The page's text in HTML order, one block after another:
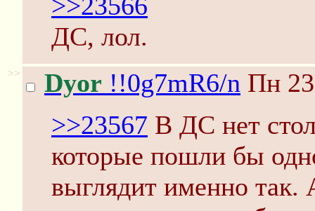
ДС, лол.
>> Dyor !!0g7mR6/n Пн
>>23567 В ДС нет
которые пошли бы
выглядит именно так.